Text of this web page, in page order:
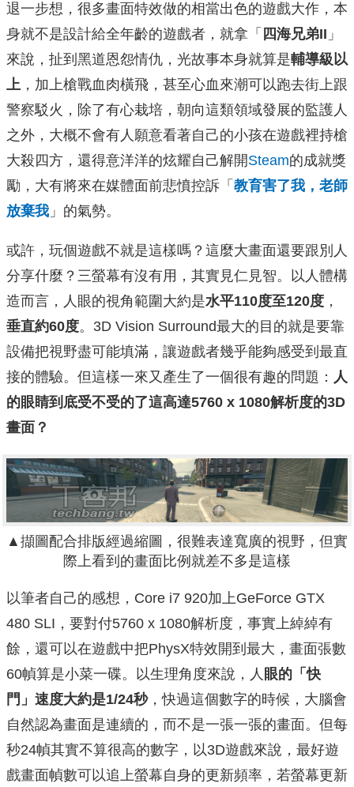
退一步想，很多畫面特效做的相當出色的遊戲大作，本
身就不是設計給全年齡的遊戲者，就拿「 四海兄弟II 」
來說，扯到黑道恩怨情仇，光故事本身就算是輔導級以
上 ，加上槍戰血肉橫飛，甚至心血來潮可以跑去街上跟
警察駁火，除了有心栽培，朝向這類領域發展的監護人
之外，大概不會有人願意看著自己的小孩在遊戲裡持槍
大殺四方，還得意洋洋的炫耀自己解開Steam的成就獎
勵，大有將來在媒體面前悲憤控訴「 教育害了我，老師
放棄我 」的氣勢。
或許，玩個遊戲不就是這樣嗎？這麼大畫面還要跟別人
分享什麼？三螢幕有沒有用，其實見仁見智。以人體構
造而言，人眼的視角範圍大約是水平110度至120度 ，
垂直約60度。3D Vision Surround最大的目的就是要靠
設備把視野盡可能填滿，讓遊戲者幾乎能夠感受到最直
接的體驗。但這樣一來又產生了一個很有趣的問題： 人
的眼睛到底受不受的了這高達5760 x 1080解析度的3D
畫面？
▲擷圖配合排版經過縮圖，很難表達寬廣的視野，但實
際上看到的畫面比例就差不多是這樣
以筆者自己的感想，Core i7 920加上GeForce GTX
480 SLI，要對付5760 x 1080解析度，事實上綽綽有
餘，還可以在遊戲中把PhysX特效開到最大，畫面張數
60幀算是小菜一碟。以生理角度來說，人 眼的「快
門」速度大約是1/24秒，快過這個數字的時候，大腦會
自然認為畫面是連續的，而不是一張一張的畫面。但每
秒24幀其實不算很高的數字，以3D遊戲來說，最好遊
戲畫面幀數可以追上螢幕自身的更新頻率，若螢幕更新